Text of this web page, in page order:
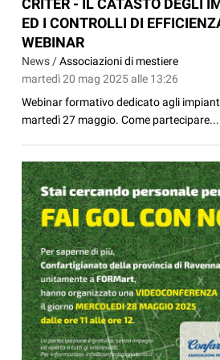
CRITER - IL CATASTO DEGLI
ED I CONTROLLI DI
WEBINAR
News /Associazioni di mestiere
martedì 20 mag 2025 alle 13:26
Webinar formativo dedicato agli
martedì 27 maggio. Come partecipare...